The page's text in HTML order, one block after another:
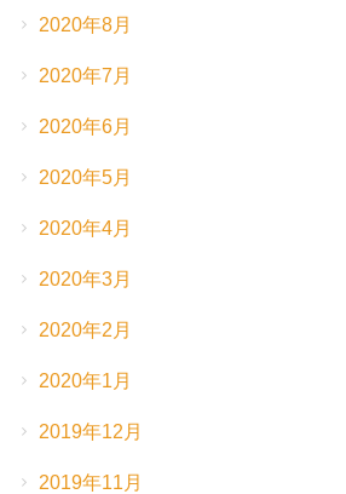
2020年8月
2020年7月
2020年6月
2020年5月
2020年4月
2020年3月
2020年2月
2020年1月
2019年12月
2019年11月